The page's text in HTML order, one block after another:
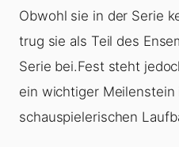
Obwohl sie in der Serie
trug sie als Teil des
Serie bei.Fest steht
ein wichtiger Meilenstein
schauspielerischen